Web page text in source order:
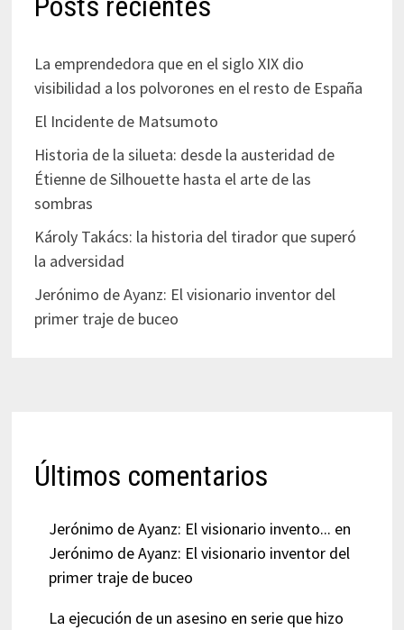
La emprendedora que en el siglo XIX dio
visibilidad a los polvorones en el resto de España
El Incidente de Matsumoto
Historia de la silueta: desde la austeridad de
Étienne de Silhouette hasta el arte de las
sombras
Károly Takács: la historia del tirador que superó
la adversidad
Jerónimo de Ayanz: El visionario inventor del
primer traje de buceo
Últimos comentarios
Jerónimo de Ayanz: El visionario invento... en
Jerónimo de Ayanz: El visionario inventor del
primer traje de buceo
La ejecución de un asesino en serie que hizo